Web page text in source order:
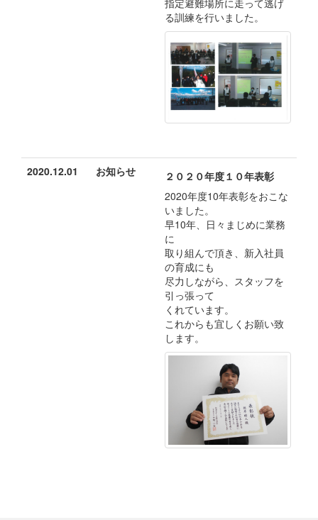
る訓練を行いました。
2020.12.01 お知らせ
２０２０年度１０年表彰
2020年度10年表彰をおこな
いました。
早10年、日々まじめに業務
に
取り組んで頂き、新入社員
の育成にも
尽力しながら、スタッフを
引っ張って
くれています。
これからも宜しくお願い致
します。